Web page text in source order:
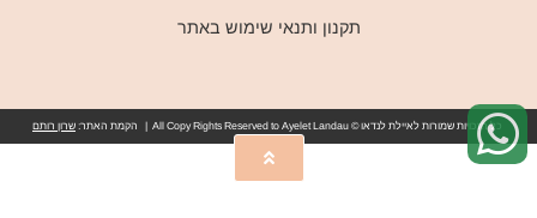
תקנון ותנאי שימוש באתר
כל הזכויות שמורות לאיילת לנדאו © All Copy Rights Reserved to Ayelet Landau | הקמת האתר: שרון רותם